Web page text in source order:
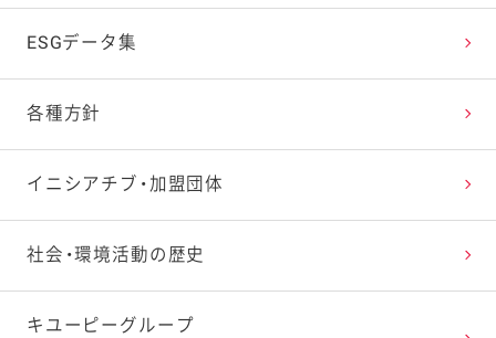
ESGデータ集
各種方針
イニシアチブ・加盟団体
社会・環境活動の歴史
キユーピーグループ